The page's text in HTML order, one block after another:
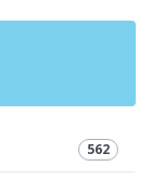
562